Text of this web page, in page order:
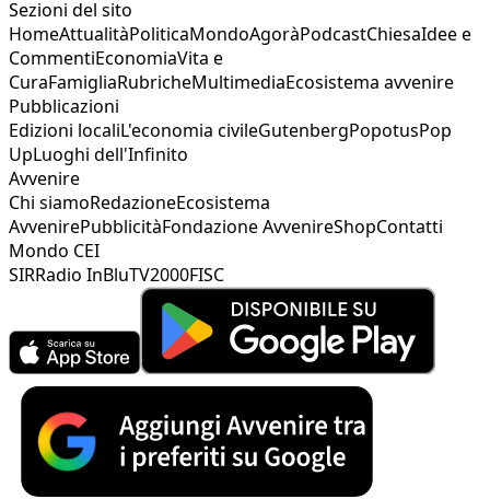
Sezioni del sito
HomeAttualitàPoliticaMondoAgoràPodcastChiesaIdee e
CommentiEconomiaVita e
CuraFamigliaRubricheMultimediaEcosistema avvenire
Pubblicazioni
Edizioni localiL'economia civileGutenbergPopotusPop
UpLuoghi dell'Infinito
Avvenire
Chi siamoRedazioneEcosistema
AvvenirePubblicitàFondazione AvvenireShopContatti
Mondo CEI
SIRRadio InBluTV2000FISC